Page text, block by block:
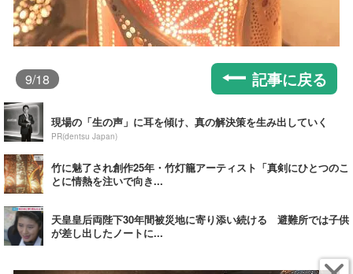
9/18 記事に戻る
現場の「生の声」に耳を傾け、真の解決策を生み出していく
PR(dentsu Japan)
竹に魅了され創作25年・竹灯籠アーティスト「真剣にひとつのこ
とに情熱を注いで向き...
天皇皇后両陛下30年間被災地に寄り添い続ける 避難所では子供
が差し出したノートに...